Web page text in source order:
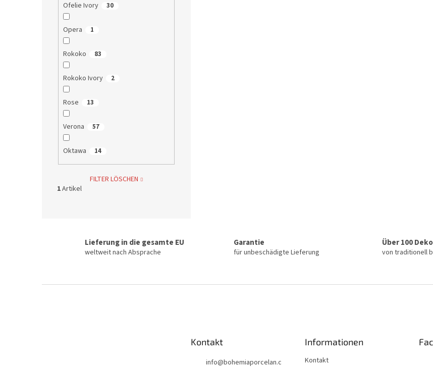
Ofelie Ivory 30
Opera 1
Rokoko 83
Rokoko Ivory 2
Rose 13
Verona 57
Oktawa 14
FILTER LÖSCHEN
1Artikel
Lieferung in die gesamte EU
weltweit nach Absprache
Garantie
für unbeschädigte Lieferung
Über 100
von traditionell
Kontakt
info@bohemiaporcelan.c
Informationen
Kontakt